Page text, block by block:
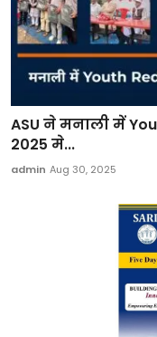
ASU ने मनाली में
2025 मे...
admin Aug 30, 2025